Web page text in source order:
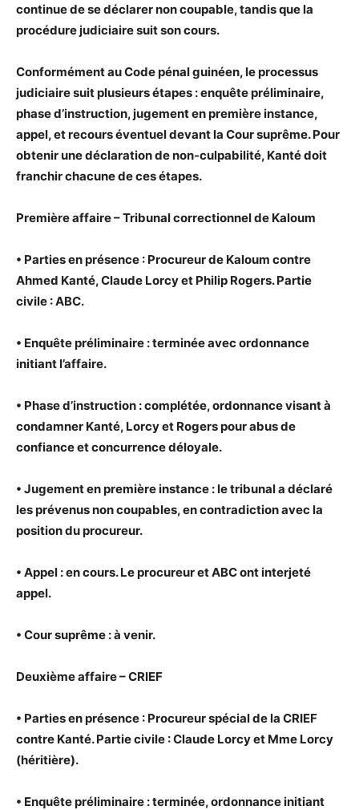
continue de se déclarer non coupable, tandis que la
procédure judiciaire suit son cours.
Conformément au Code pénal guinéen, le processus
judiciaire suit plusieurs étapes : enquête préliminaire,
phase d’instruction, jugement en première instance,
appel, et recours éventuel devant la Cour suprême. Pour
obtenir une déclaration de non-culpabilité, Kanté doit
franchir chacune de ces étapes.
Première affaire – Tribunal correctionnel de Kaloum
• Parties en présence : Procureur de Kaloum contre
Ahmed Kanté, Claude Lorcy et Philip Rogers. Partie
civile : ABC.
• Enquête préliminaire : terminée avec ordonnance
initiant l’affaire.
• Phase d’instruction : complétée, ordonnance visant à
condamner Kanté, Lorcy et Rogers pour abus de
confiance et concurrence déloyale.
• Jugement en première instance : le tribunal a déclaré
les prévenus non coupables, en contradiction avec la
position du procureur.
• Appel : en cours. Le procureur et ABC ont interjeté
appel.
• Cour suprême : à venir.
Deuxième affaire – CRIEF
• Parties en présence : Procureur spécial de la CRIEF
contre Kanté. Partie civile : Claude Lorcy et Mme Lorcy
(héritière).
• Enquête préliminaire : terminée, ordonnance initiant